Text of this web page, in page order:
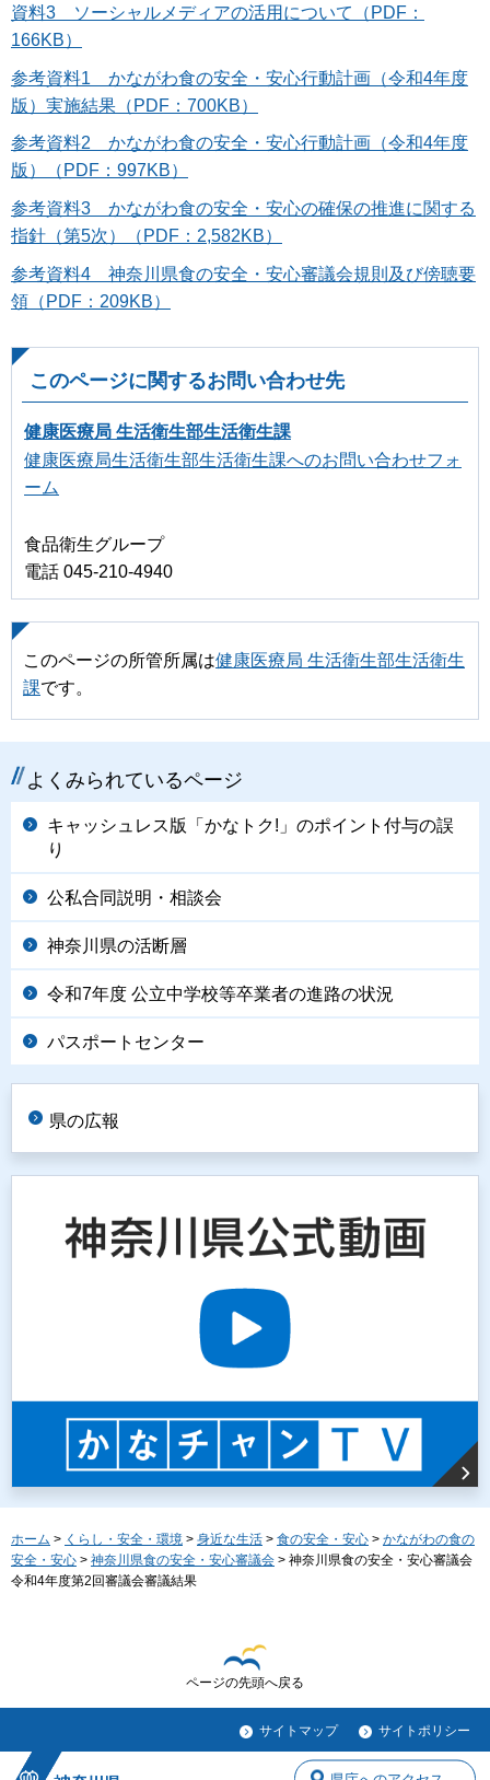
資料3 ソーシャルメディアの活用について（PDF：
166KB）
参考資料1 かながわ食の安全・安心行動計画（令和4年度
版）実施結果（PDF：700KB）
参考資料2 かながわ食の安全・安心行動計画（令和4年度
版）（PDF：997KB）
参考資料3 かながわ食の安全・安心の確保の推進に関する
指針（第5次）（PDF：2,582KB）
参考資料4 神奈川県食の安全・安心審議会規則及び傍聴要
領（PDF：209KB）
このページに関するお問い合わせ先
健康医療局 生活衛生部生活衛生課
健康医療局生活衛生部生活衛生課へのお問い合わせフォ
ーム
食品衛生グループ
電話 045-210-4940
このページの所管所属は健康医療局 生活衛生部生活衛生
課です。
よくみられているページ
キャッシュレス版「かなトク!」のポイント付与の誤
り
公私合同説明・相談会
神奈川県の活断層
令和7年度 公立中学校等卒業者の進路の状況
パスポートセンター
県の広報
ホーム > くらし・安全・環境 > 身近な生活 > 食の安全・安心 > かながわの食の
安全・安心 > 神奈川県食の安全・安心審議会 > 神奈川県食の安全・安心審議会
令和4年度第2回審議会審議結果
ページの先頭へ戻る
サイトマップ サイトポリシー